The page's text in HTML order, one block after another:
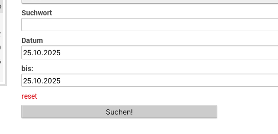
Suchwort
Datum
bis:
reset